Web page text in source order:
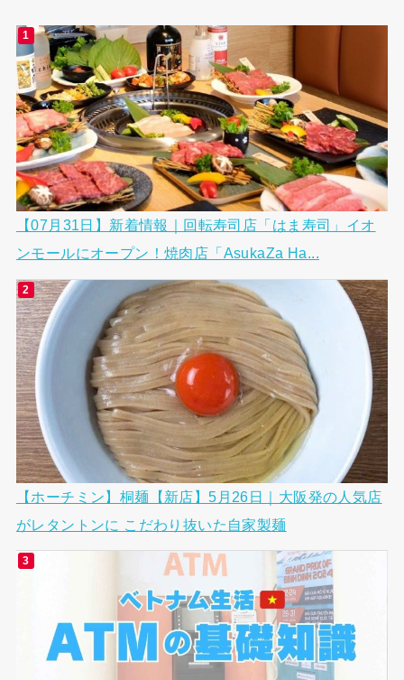
【07月31日】新着情報｜回転寿司店「はま寿司」イオ
ンモールにオープン！焼肉店「AsukaZa Ha...
【ホーチミン】桐麺【新店】5月26日｜大阪発の人気店
がレタントンに こだわり抜いた自家製麺